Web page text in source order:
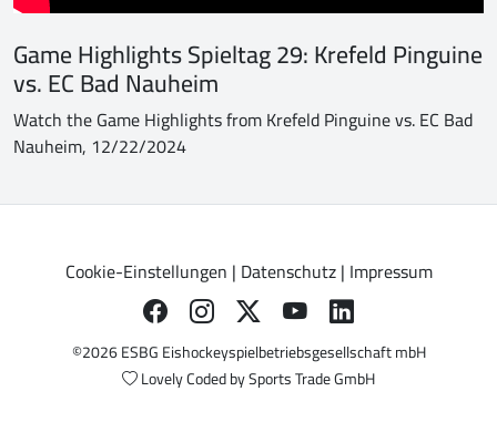
Game Highlights Spieltag 29: Krefeld Pinguine
vs. EC Bad Nauheim
Watch the Game Highlights from Krefeld Pinguine vs. EC Bad
Nauheim, 12/22/2024
Cookie-Einstellungen | Datenschutz| Impressum
©2026 ESBG Eishockeyspielbetriebsgesellschaft mbH
Lovely Coded bySports Trade GmbH